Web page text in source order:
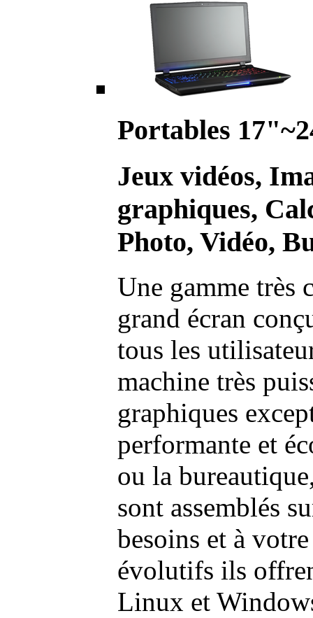
Portables
Jeux vidéos,
graphiques,
Photo, Vidéo,
Une gamme très
grand écran
tous les
machine très
graphiques
performante et
ou la
sont assemblés
besoins et à
évolutifs ils
Linux et